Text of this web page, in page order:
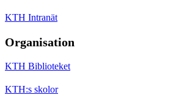
KTH Intranät
Organisation
KTH Biblioteket
KTH:s skolor